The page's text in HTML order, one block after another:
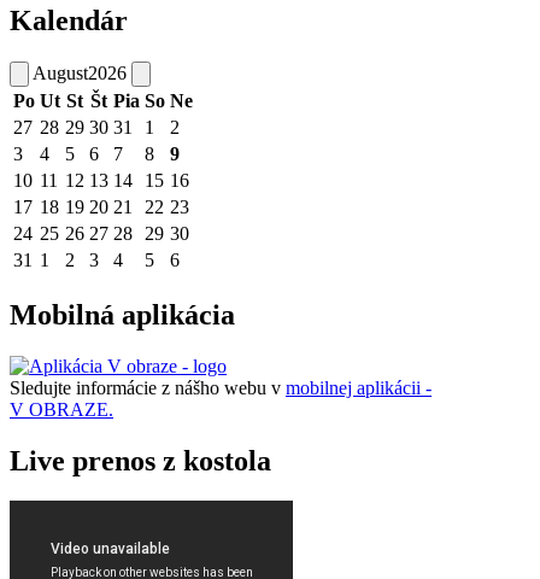
Kalendár
August2026
Po Ut St Št Pia So Ne
27 28 29 30 31 1
2
3
4 5 6 7 8
9
10 11 12 13 14 15 16
17 18 19 20 21 22 23
24 25 26 27 28 29 30
31 1 2 3 4 5 6
Mobilná aplikácia
Sledujte informácie z nášho webu v mobilnej aplikácii -
V OBRAZE.
Live prenos z kostola